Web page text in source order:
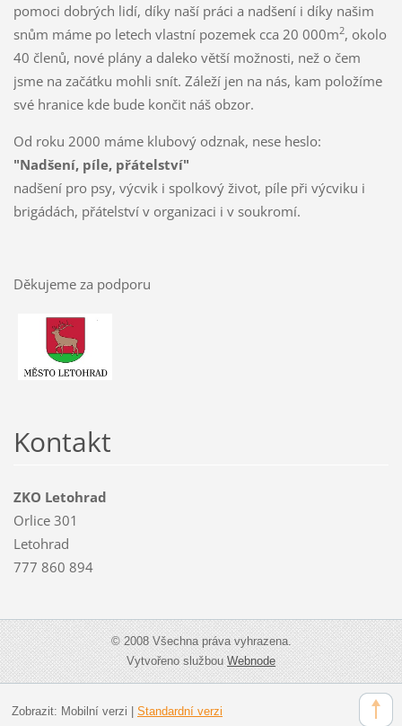
pomoci dobrých lidí, díky naší práci a nadšení i díky našim
snům máme po letech vlastní pozemek cca 20 000m2, okolo
40 členů, nové plány a daleko větší možnosti, než o čem
jsme na začátku mohli snít. Záleží jen na nás, kam položíme
své hranice kde bude končit náš obzor.
Od roku 2000 máme klubový odznak, nese heslo:
"Nadšení, píle, přátelství"
nadšení pro psy, výcvik i spolkový život, píle při výcviku i
brigádách, přátelství v organizaci i v soukromí.
Děkujeme za podporu
Kontakt
ZKO Letohrad
Orlice 301
Letohrad
777 860 894
© 2008 Všechna práva vyhrazena.
Vytvořeno službouWebnode
Zobrazit: Mobilní verzi Standardní verzi